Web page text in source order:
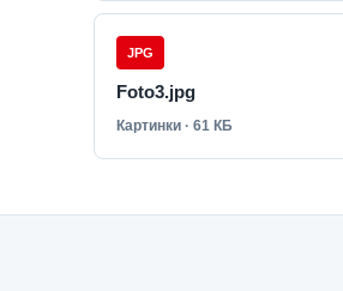
JPG
Foto3.jpg
Картинки · 61 КБ